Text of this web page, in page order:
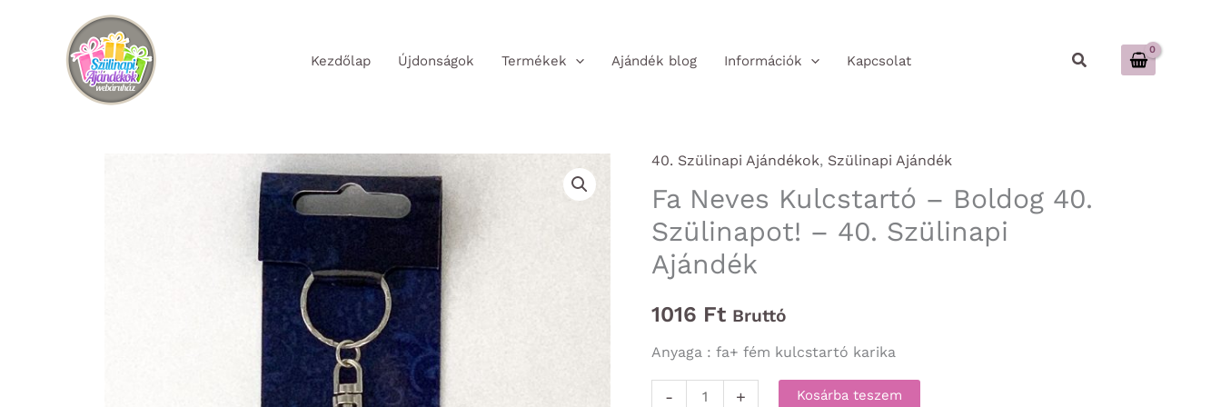
Kezdőlap Újdonságok Termékek Ajándék blog Információk Kapcsolat Keresés
40. Szülinapi Ajándékok, Szülinapi Ajándék
Fa Neves Kulcstartó – Boldog 40.
Szülinapot! – 40. Szülinapi
Ajándék
1016 Ft Bruttó
Anyaga : fa+ fém kulcstartó karika
- + Kosárba teszem